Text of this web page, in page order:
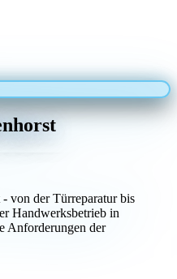
von der Türreparatur bis
Handwerksbetrieb in
Anforderungen der